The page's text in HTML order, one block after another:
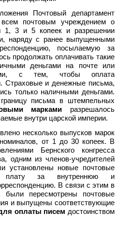
Почтовый департамент
почтовым учреждением о
1, 3 и 5 копеек и разрешении
наряду с ранее выпущенными
посылаемую за
продолжать оплачивать такие
деньгами на почте или
с тем, чтобы оплата
Страховые и денежные письма,
только наличными деньгами.
письма в штемпельных
марками разрешалось
внутри царской империи.
несколько выпусков марок
от 1 до 30 копеек. В
Бернского конгресса
одним из членов-учредителей
установлены новые почтовые
плату за внутреннюю и
В связи с этим в
пересмотрены почтовые
и выпущены соответствующие
оплаты писем достоинством